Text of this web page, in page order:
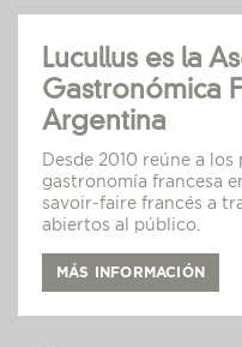
Lucullus es la
Gastronómica
Argentina
Desde 2010 reúne a
gastronomía francesa
savoir-faire francés a
abiertos al público.
MÁS INFORMACIÓN